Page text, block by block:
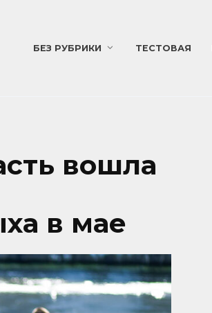
БЕЗ РУБРИКИ ТЕСТОВАЯ
вошла
в мае